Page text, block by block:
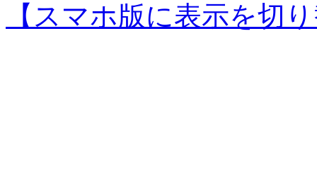
【スマホ版に表示を切